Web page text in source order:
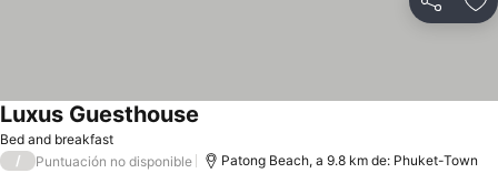
Compartir
Bed and breakfast
Luxus Guesthouse
/ Puntuación no disponible Patong Beach, a 9.8 km de: Phuket-Town